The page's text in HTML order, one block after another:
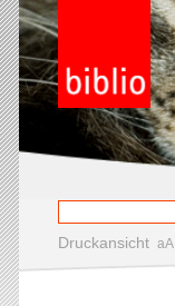
Druckansicht aA